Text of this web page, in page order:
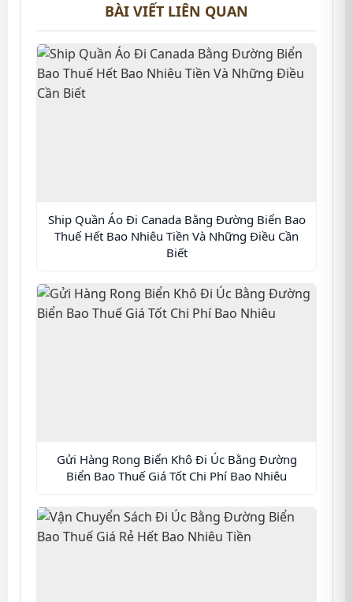
BÀI VIẾT LIÊN QUAN
Ship Quần Áo Đi Canada Bằng Đường Biển Bao
Thuế Hết Bao Nhiêu Tiền Và Những Điều Cần
Biết
Gửi Hàng Rong Biển Khô Đi Úc Bằng Đường
Biển Bao Thuế Giá Tốt Chi Phí Bao Nhiêu